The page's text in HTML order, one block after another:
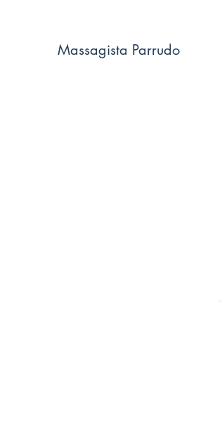
Massagista Parrudo